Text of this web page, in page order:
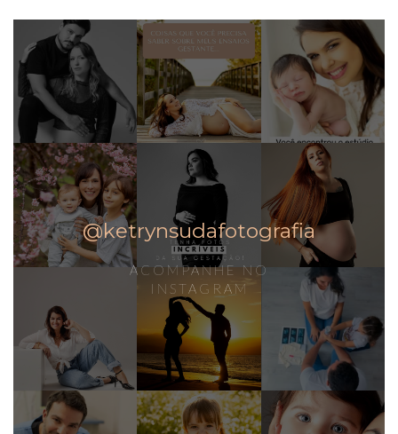
@ketrynsudafotografia
ACOMPANHE NO
INSTAGRAM